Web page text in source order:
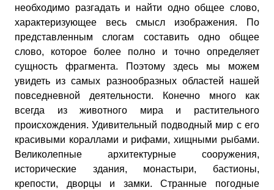
необходимо разгадать и найти одно общее слово,
характеризующее весь смысл изображения. По
представленным слогам составить одно общее
слово, которое более полно и точно определяет
сущность фрагмента. Поэтому здесь мы можем
увидеть из самых разнообразных областей нашей
повседневной деятельности. Конечно много как
всегда из животного мира и растительного
происхождения. Удивительный подводный мир с его
красивыми кораллами и рифами, хищными рыбами.
Великолепные архитектурные сооружения,
исторические здания, монастыри, бастионы,
крепости, дворцы и замки. Странные погодные